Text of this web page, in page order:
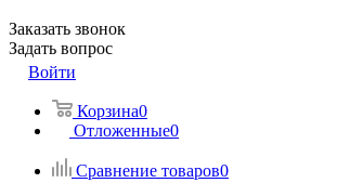
Заказать звонок
Задать вопрос
Войти
Корзина0
Отложенные0
Сравнение товаров0